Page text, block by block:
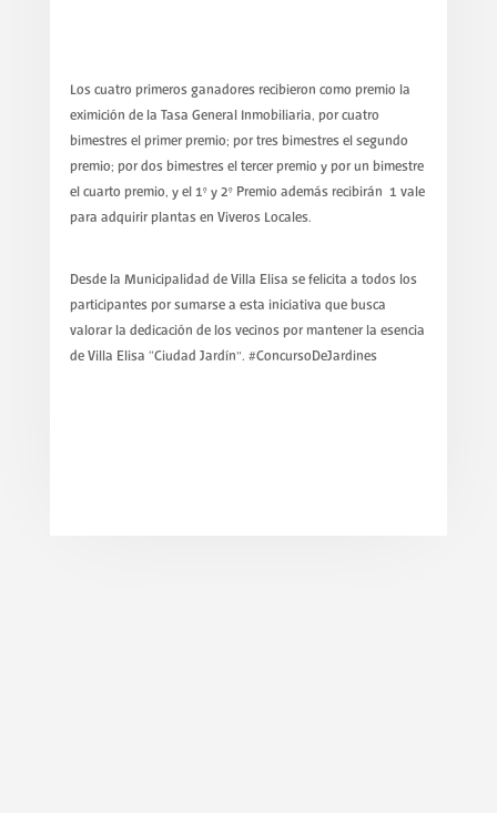
Los cuatro primeros ganadores recibieron como premio la
eximición de la Tasa General Inmobiliaria, por cuatro
bimestres el primer premio; por tres bimestres el segundo
premio; por dos bimestres el tercer premio y por un bimestre
el cuarto premio, y el 1° y 2° Premio además recibirán 1 vale
para adquirir plantas en Viveros Locales.
Desde la Municipalidad de Villa Elisa se felicita a todos los
participantes por sumarse a esta iniciativa que busca
valorar la dedicación de los vecinos por mantener la esencia
de Villa Elisa “Ciudad Jardín”. #ConcursoDeJardines